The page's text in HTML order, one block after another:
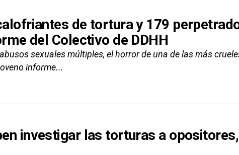
de tortura y 179
del Colectivo de DDHH
sexuales múltiples, el horror de una de las más
informe...
investigar las torturas a